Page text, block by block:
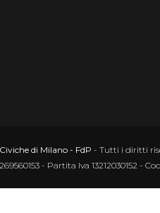
di Milano - FdP - Tutti i diritti
- Partita Iva 13212030152 -